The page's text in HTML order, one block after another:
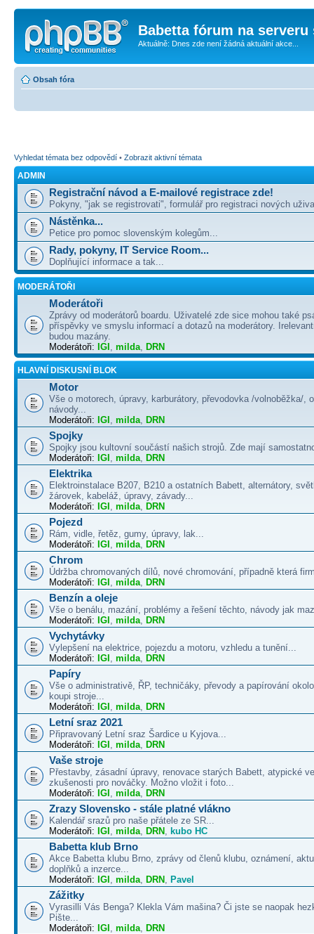
Babetta fórum na serveru
Aktuálně: Dnes zde není žádná aktuální akce...
Obsah fóra
Vyhledat témata bez odpovědí • Zobrazit aktivní témata
ADMIN
Registrační návod a E-mailové registrace zde!
Pokyny, "jak se registrovati", formulář pro registraci nových
Nástěnka...
Petice pro pomoc slovenským kolegům...
Rady, pokyny, IT Service Room...
Doplňující informace a tak...
MODERÁTOŘI
Moderátoři
Zprávy od moderátorů boardu. Uživatelé zde sice mohou také
příspěvky ve smyslu informací a dotazů na moderátory.
budou mazány.
Moderátoři: IGI , milda, DRN
HLAVNÍ DISKUSNÍ BLOK
Motor
Vše o motorech, úpravy, karburátory, převodovka /volnoběžka/,
návody...
Moderátoři: IGI , milda, DRN
Spojky
Spojky jsou kultovní součástí našich strojů. Zde mají
Moderátoři: IGI , milda, DRN
Elektrika
Elektroinstalace B207, B210 a ostatních Babett, alternátory,
žárovek, kabeláž, úpravy, závady...
Moderátoři: IGI , milda, DRN
Pojezd
Rám, vidle, řetěz, gumy, úpravy, lak...
Moderátoři: IGI , milda, DRN
Chrom
Údržba chromovaných dílů, nové chromování, případně která
Moderátoři: IGI , milda, DRN
Benzín a oleje
Vše o benálu, mazání, problémy a řešení těchto, návody jak
Moderátoři: IGI , milda, DRN
Vychytávky
Vylepšení na elektrice, pojezdu a motoru, vzhledu a tunění...
Moderátoři: IGI , milda, DRN
Papíry
Vše o administrativě, ŘP, techničáky, převody a papírování
koupi stroje...
Moderátoři: IGI , milda, DRN
Letní sraz 2021
Připravovaný Letní sraz Šardice u Kyjova...
Moderátoři: IGI , milda, DRN
Vaše stroje
Přestavby, zásadní úpravy, renovace starých Babett, atypické
zkušenosti pro nováčky. Možno vložit i foto...
Moderátoři: IGI , milda, DRN
Zrazy Slovensko - stále platné vlákno
Kalendář srazů pro naše přátele ze SR...
Moderátoři: IGI , milda, DRN , kubo HC
Babetta klub Brno
Akce Babetta klubu Brno, zprávy od členů klubu, oznámení,
doplňků a inzerce...
Moderátoři: IGI , milda, DRN , Pavel
Zážitky
Vyrasilli Vás Benga? Klekla Vám mašina? Či jste se naopak
Pište...
Moderátoři: IGI , milda, DRN